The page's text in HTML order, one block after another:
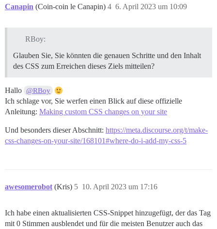
Canapin (Coin-coin le Canapin) 6. April 2023 um 10:09
4
RBoy:
Glauben Sie, Sie könnten die genauen Schritte und den Inhalt
des CSS zum Erreichen dieses Ziels mitteilen?
Hallo @RBoy
Ich schlage vor, Sie werfen einen Blick auf diese offizielle
Anleitung: Making custom CSS changes on your site
Und besonders dieser Abschnitt: https://meta.discourse.org/t/make-
css-changes-on-your-site/168101#where-do-i-add-my-css-5
awesomerobot (Kris) 10. April 2023 um 17:16
5
Ich habe einen aktualisierten CSS-Snippet hinzugefügt, der das Tag
mit 0 Stimmen ausblendet und für die meisten Benutzer auch das